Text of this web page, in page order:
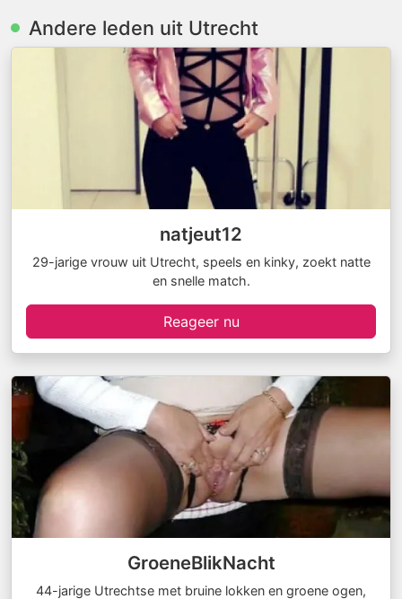
Andere leden uit Utrecht
natjeut12
29-jarige vrouw uit Utrecht, speels en kinky, zoekt natte
en snelle match.
Reageer nu
GroeneBlikNacht
44-jarige Utrechtse met bruine lokken en groene ogen,